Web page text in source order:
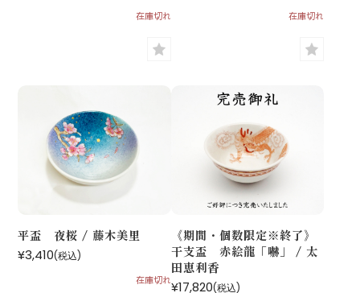
在庫切れ 在庫切れ
平盃 夜桜 / 藤木美里
¥3,410(税込)
在庫切れ
《期間・個数限定※終了》
干支盃 赤絵龍「嚇」 / 太
田恵利香
¥17,820(税込)